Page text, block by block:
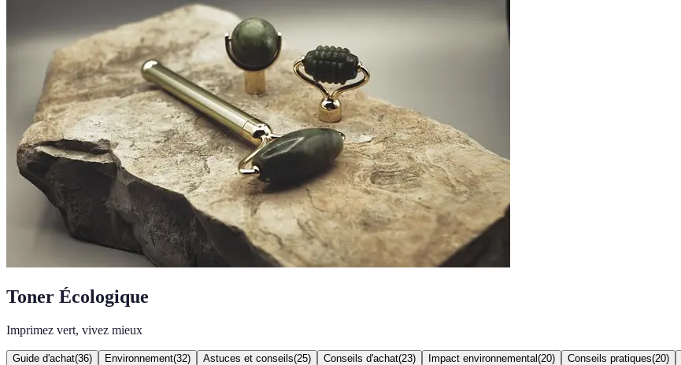
Toner Écologique
Imprimez vert, vivez mieux
Guide d'achat(36) Environnement(32) Astuces et conseils(25) Conseils d'achat(23) Impact environnemental (20) Conseils pratiques(20)